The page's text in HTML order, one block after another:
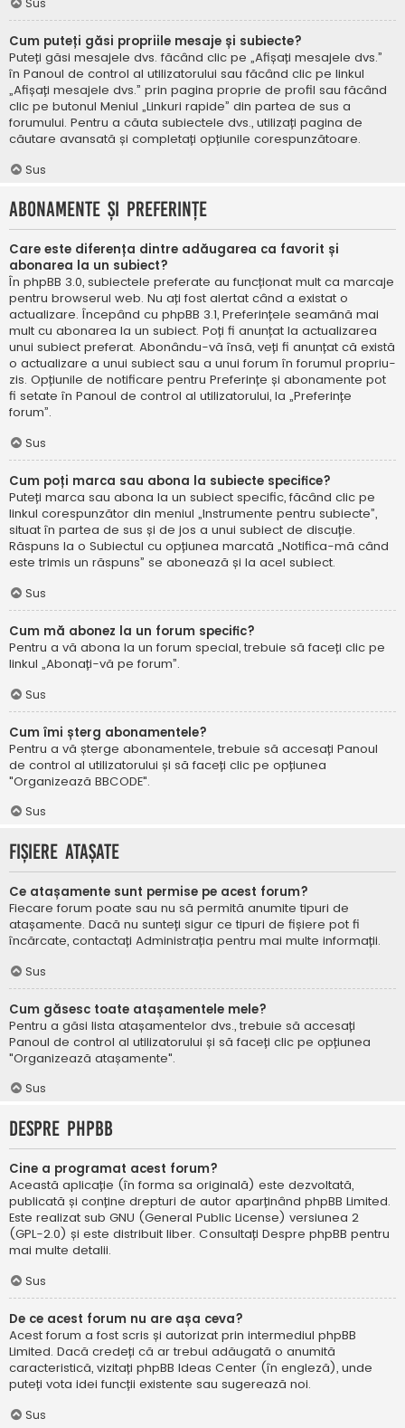
Cum puteți găsi propriile mesaje și subiecte?
Puteți găsi mesajele dvs. făcând clic pe „Afișați mesajele dvs.”
în Panoul de control al utilizatorului sau făcând clic pe linkul
„Afișați mesajele dvs.” prin pagina proprie de profil sau făcând
clic pe butonul Meniul „Linkuri rapide” din partea de sus a
forumului. Pentru a căuta subiectele dvs., utilizați pagina de
căutare avansată și completați opțiunile corespunzătoare.
Sus
Abonamente și Preferințe
Care este diferența dintre adăugarea ca favorit și
abonarea la un subiect?
În phpBB 3.0, subiectele preferate au funcționat mult ca marcaje
pentru browserul web. Nu ați fost alertat când a existat o
actualizare. Începând cu phpBB 3.1, Preferințele seamănă mai
mult cu abonarea la un subiect. Poți fi anunțat la actualizarea
unui subiect preferat. Abonându-vă însă, veți fi anunțat că există
o actualizare a unui subiect sau a unui forum în forumul propriu-
zis. Opțiunile de notificare pentru Preferințe și abonamente pot
fi setate în Panoul de control al utilizatorului, la „Preferințe
forum”.
Sus
Cum poți marca sau abona la subiecte specifice?
Puteți marca sau abona la un subiect specific, făcând clic pe
linkul corespunzător din meniul „Instrumente pentru subiecte”,
situat în partea de sus și de jos a unui subiect de discuție.
Răspuns la o Subiectul cu opțiunea marcată „Notifica-mă când
este trimis un răspuns” se abonează și la acel subiect.
Sus
Cum mă abonez la un forum specific?
Pentru a vă abona la un forum special, trebuie să faceți clic pe
linkul „Abonați-vă pe forum”.
Sus
Cum îmi șterg abonamentele?
Pentru a vă șterge abonamentele, trebuie să accesați Panoul
de control al utilizatorului și să faceți clic pe opțiunea
"Organizează BBCODE".
Sus
Fișiere atașate
Ce atașamente sunt permise pe acest forum?
Fiecare forum poate sau nu să permită anumite tipuri de
atașamente. Dacă nu sunteți sigur ce tipuri de fișiere pot fi
încărcate, contactați Administrația pentru mai multe informații.
Sus
Cum găsesc toate atașamentele mele?
Pentru a găsi lista atașamentelor dvs., trebuie să accesați
Panoul de control al utilizatorului și să faceți clic pe opțiunea
"Organizează atașamente".
Sus
Despre phpBB
Cine a programat acest forum?
Această aplicație (în forma sa originală) este dezvoltată,
publicată și conține drepturi de autor aparținând phpBB Limited.
Este realizat sub GNU (General Public License) versiunea 2
(GPL-2.0) și este distribuit liber. Consultați Despre phpBB pentru
mai multe detalii.
Sus
De ce acest forum nu are așa ceva?
Acest forum a fost scris și autorizat prin intermediul phpBB
Limited. Dacă credeți că ar trebui adăugată o anumită
caracteristică, vizitați phpBB Ideas Center (în engleză), unde
puteți vota idei funcții existente sau sugerează noi.
Sus